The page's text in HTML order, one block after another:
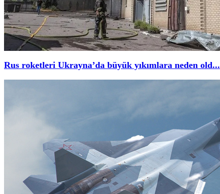
Rus roketleri Ukrayna’da büyük yıkımlara neden old...